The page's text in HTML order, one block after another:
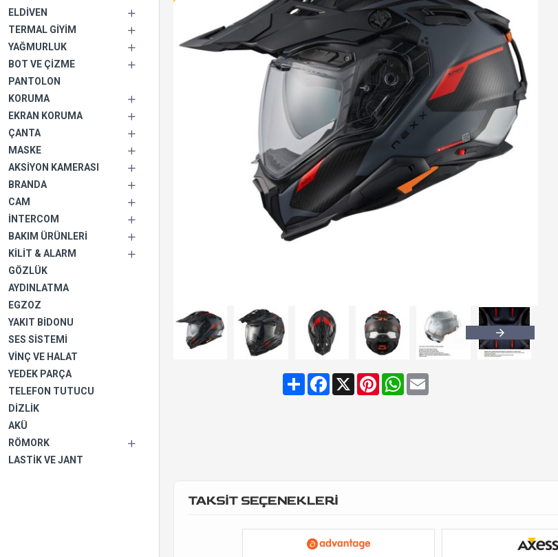
ELDIVEN
TERMAL GIYIM
YAĞMURLUK
BOT VE ÇIZME
PANTOLON
KORUMA
EKRAN KORUMA
ÇANTA
MASKE
AKSIYON KAMERASI
BRANDA
CAM
İNTERCOM
BAKIM ÜRÜNLERI
KILIT & ALARM
GÖZLÜK
AYDINLATMA
EGZOZ
YAKIT BIDONU
SES SISTEMI
VINÇ VE HALAT
YEDEK PARÇA
TELEFON TUTUCU
DIZLIK
AKÜ
RÖMORK
LASTIK VE JANT
ShareFacebook
X PinterestWhatsApp
Email
TAKSİT SEÇENEKLERİ